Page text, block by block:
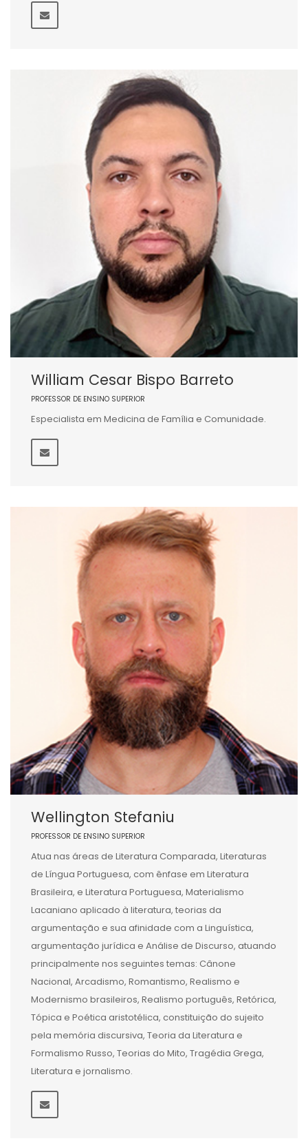
William Cesar Bispo Barreto
PROFESSOR DE ENSINO SUPERIOR
Especialista em Medicina de Família e Comunidade.
Wellington Stefaniu
PROFESSOR DE ENSINO SUPERIOR
Atua nas áreas de Literatura Comparada, Literaturas
de Língua Portuguesa, com ênfase em Literatura
Brasileira, e Literatura Portuguesa, Materialismo
Lacaniano aplicado à literatura, teorias da
argumentação e sua afinidade com a Linguística,
argumentação jurídica e Análise de Discurso, atuando
principalmente nos seguintes temas: Cânone
Nacional, Arcadismo, Romantismo, Realismo e
Modernismo brasileiros, Realismo português, Retórica,
Tópica e Poética aristotélica, constituição do sujeito
pela memória discursiva, Teoria da Literatura e
Formalismo Russo, Teorias do Mito, Tragédia Grega,
Literatura e jornalismo.